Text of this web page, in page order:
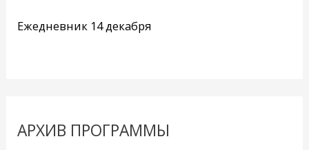
Ежедневник 14 декабря
АРХИВ ПРОГРАММЫ